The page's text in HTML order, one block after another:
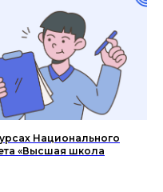
Национального
«Высшая школа